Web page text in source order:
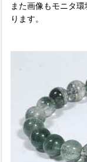
また画像もモニタ
ります。